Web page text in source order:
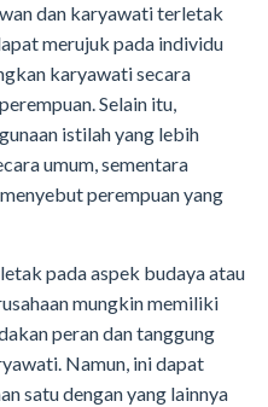
dan karyawati terletak
merujuk pada individu
karyawati secara
Selain itu,
istilah yang lebih
umum, sementara
perempuan yang
pada aspek budaya atau
mungkin memiliki
peran dan tanggung
Namun, ini dapat
satu dengan yang lainnya